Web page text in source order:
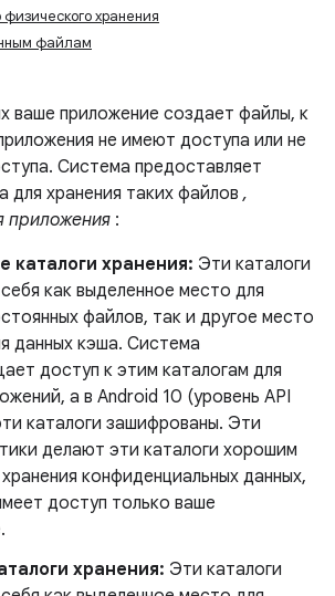
хранения
файлам
ваше приложение создает файлы, к
не имеют доступа или не
Система предоставляет
для хранения таких файлов,
приложения :
каталоги хранения: Эти каталоги
как выделенное место для
файлов, так и другое место
данных кэша. Система
доступ к этим каталогам для
а в Android 10 (уровень API
каталоги зашифрованы. Эти
делают эти каталоги хорошим
конфиденциальных данных,
доступ только ваше
хранения: Эти каталоги